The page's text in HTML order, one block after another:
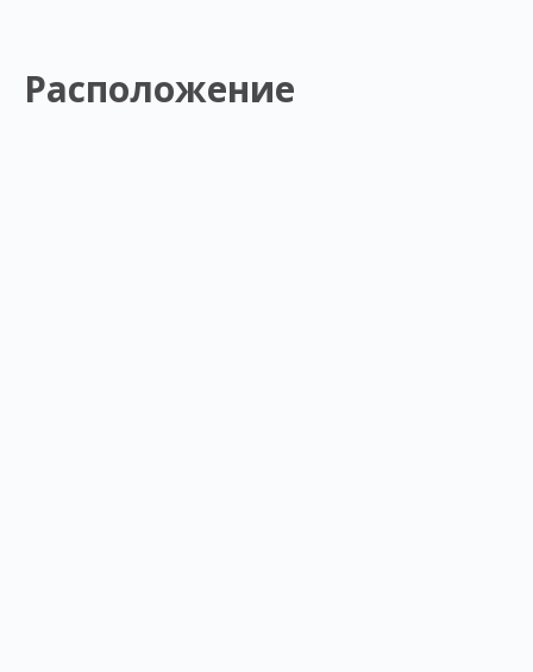
Расположение